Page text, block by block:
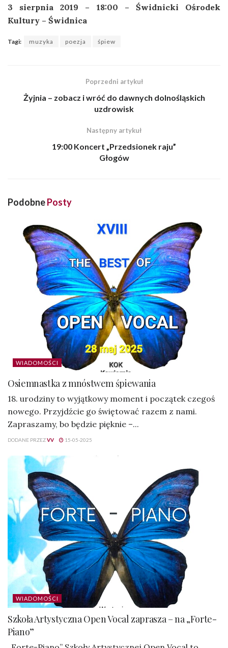
3 sierpnia 2019 – 18:00 – Świdnicki Ośrodek
Kultury – Świdnica
Tagi: muzyka poezja śpiew
Poprzedni artykuł
Żyjnia – zobacz i wróć do dawnych dolnośląskich
uzdrowisk
Następny artykuł
19:00 Koncert „Przedsionek raju”
Głogów
PodobnePosty
WIADOMOŚCI
Osiemnastka z mnóstwem śpiewania
18. urodziny to wyjątkowy moment i początek czegoś
nowego. Przyjdźcie go świętować razem z nami.
Zapraszamy, bo będzie pięknie –...
DODANE PRZEZVV 15-05-2025
WIADOMOŚCI
Szkoła Artystyczna Open Vocal zaprasza – na „Forte-
Piano”